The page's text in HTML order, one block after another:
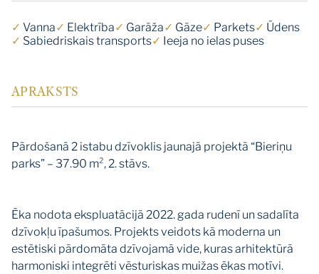
✓ Vanna✓ Elektrība✓ Garāža✓ Gāze✓ Parkets✓ Ūdens
✓ Sabiedriskais transports✓ Ieeja no ielas puses
APRAKSTS
Pārdošanā 2 istabu dzīvoklis jaunajā projektā “Bieriņu
parks” – 37.90 m², 2. stāvs.
Ēka nodota ekspluatācijā 2022. gada rudenī un sadalīta
dzīvokļu īpašumos. Projekts veidots kā moderna un
estētiski pārdomāta dzīvojamā vide, kuras arhitektūrā
harmoniski integrēti vēsturiskas muižas ēkas motīvi.